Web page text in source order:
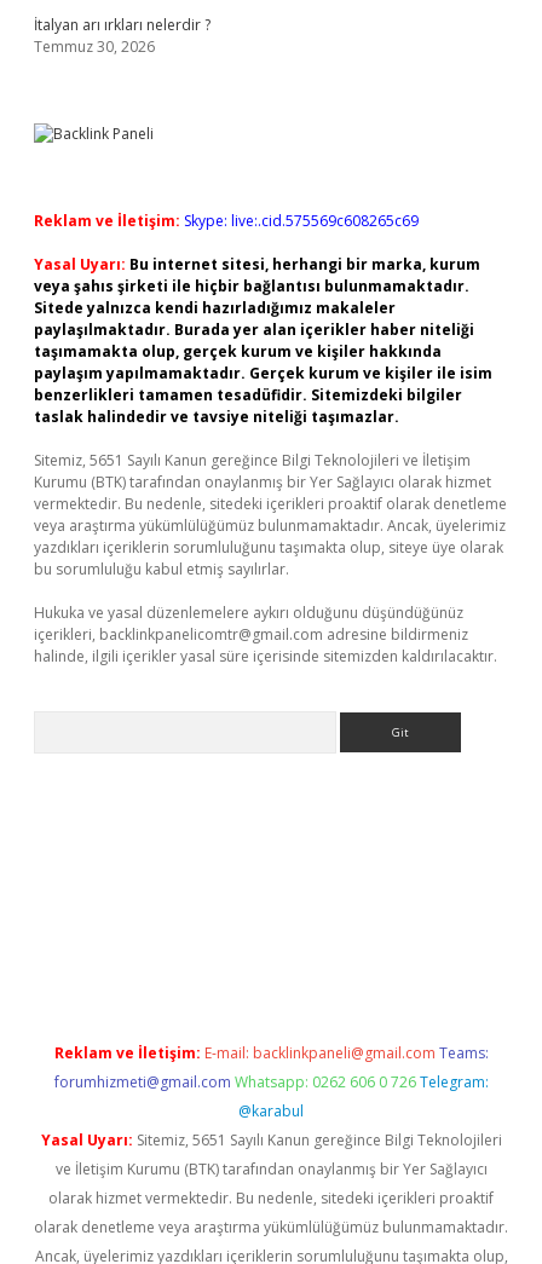
İtalyan arı ırkları nelerdir ?
Temmuz 30, 2026
Reklam ve İletişim: Skype: live:.cid.575569c608265c69
Yasal Uyarı: Bu internet sitesi, herhangi bir marka, kurum
veya şahıs şirketi ile hiçbir bağlantısı bulunmamaktadır.
Sitede yalnızca kendi hazırladığımız makaleler
paylaşılmaktadır. Burada yer alan içerikler haber niteliği
taşımamakta olup, gerçek kurum ve kişiler hakkında
paylaşım yapılmamaktadır. Gerçek kurum ve kişiler ile isim
benzerlikleri tamamen tesadüfidir. Sitemizdeki bilgiler
taslak halindedir ve tavsiye niteliği taşımazlar.
Sitemiz, 5651 Sayılı Kanun gereğince Bilgi Teknolojileri ve İletişim
Kurumu (BTK) tarafından onaylanmış bir Yer Sağlayıcı olarak hizmet
vermektedir. Bu nedenle, sitedeki içerikleri proaktif olarak denetleme
veya araştırma yükümlülüğümüz bulunmamaktadır. Ancak, üyelerimiz
yazdıkları içeriklerin sorumluluğunu taşımakta olup, siteye üye olarak
bu sorumluluğu kabul etmiş sayılırlar.
Hukuka ve yasal düzenlemelere aykırı olduğunu düşündüğünüz
içerikleri, backlinkpanelicomtr@gmail.com adresine bildirmeniz
halinde, ilgili içerikler yasal süre içerisinde sitemizden kaldırılacaktır.
Reklam ve İletişim: E-mail: backlinkpaneli@gmail.com Teams:
forumhizmeti@gmail.com Whatsapp: 0262 606 0 726 Telegram:
@karabul
Yasal Uyarı: Sitemiz, 5651 Sayılı Kanun gereğince Bilgi Teknolojileri
ve İletişim Kurumu (BTK) tarafından onaylanmış bir Yer Sağlayıcı
olarak hizmet vermektedir. Bu nedenle, sitedeki içerikleri proaktif
olarak denetleme veya araştırma yükümlülüğümüz bulunmamaktadır.
Ancak, üyelerimiz yazdıkları içeriklerin sorumluluğunu taşımakta olup,